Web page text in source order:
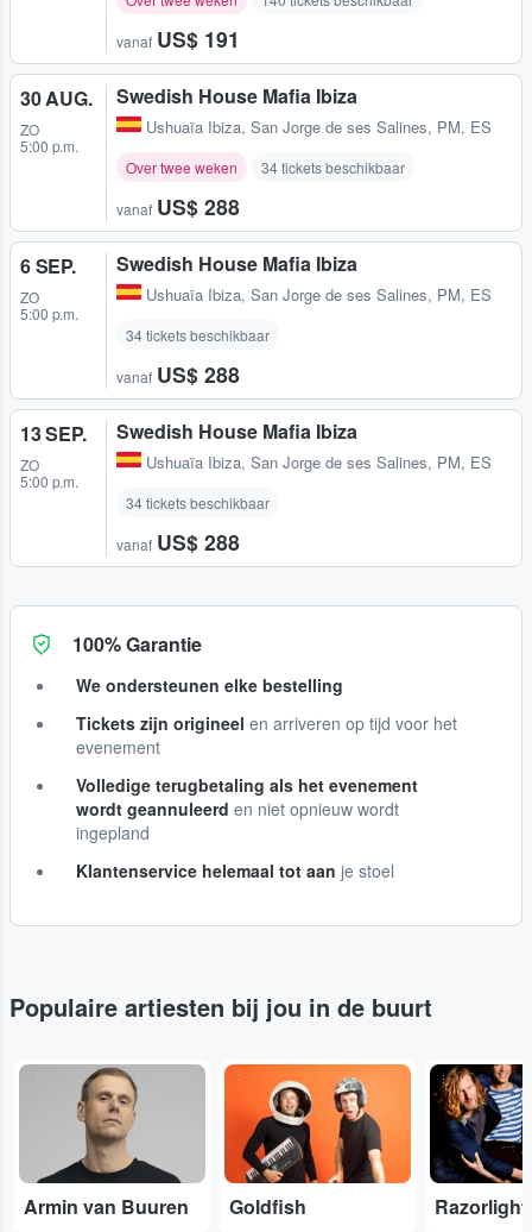
vanaf US$ 191
30 AUG.
ZO
5:00 p.m.
Swedish House Mafia Ibiza
Ushuaïa Ibiza, San Jorge de ses Salines, PM, ES
Over twee weken 34 tickets beschikbaar
vanaf US$ 288
6 SEP.
ZO
5:00 p.m.
Swedish House Mafia Ibiza
Ushuaïa Ibiza, San Jorge de ses Salines, PM, ES
34 tickets beschikbaar
vanaf US$ 288
13 SEP.
ZO
5:00 p.m.
Swedish House Mafia Ibiza
Ushuaïa Ibiza, San Jorge de ses Salines, PM, ES
34 tickets beschikbaar
vanaf US$ 288
100% Garantie
We ondersteunen elke bestelling
Tickets zijn origineel en arriveren op tijd voor het
evenement
Volledige terugbetaling als het evenement
wordt geannuleerd en niet opnieuw wordt
ingepland
Klantenservice helemaal tot aan je stoel
Populaire artiesten bij jou in de buurt
...
Armin van Buuren
...
Goldfish
...
Razorlight